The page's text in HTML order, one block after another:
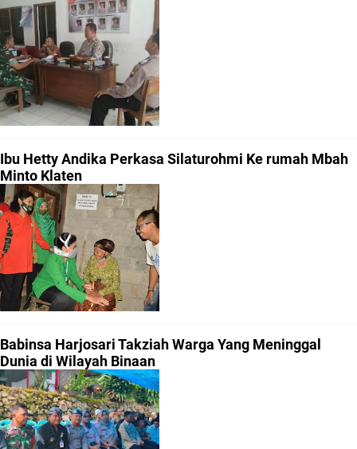
Ibu Hetty Andika Perkasa Silaturohmi Ke rumah Mbah
Minto Klaten
Babinsa Harjosari Takziah Warga Yang Meninggal
Dunia di Wilayah Binaan